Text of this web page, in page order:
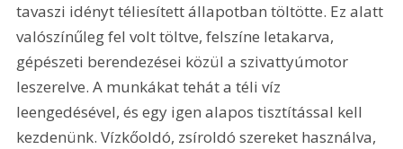
tavaszi idényt téliesített állapotban töltötte. Ez alatt
valószínűleg fel volt töltve, felszíne letakarva,
gépészeti berendezései közül a szivattyúmotor
leszerelve. A munkákat tehát a téli víz
leengedésével, és egy igen alapos tisztítással kell
kezdenünk. Vízkőoldó, zsíroldó szereket használva,